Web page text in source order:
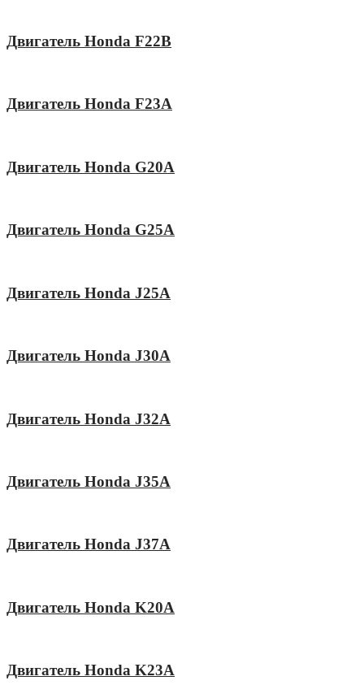
Двигатель Honda F22B
Двигатель Honda F23A
Двигатель Honda G20A
Двигатель Honda G25A
Двигатель Honda J25A
Двигатель Honda J30A
Двигатель Honda J32A
Двигатель Honda J35A
Двигатель Honda J37A
Двигатель Honda K20A
Двигатель Honda K23A